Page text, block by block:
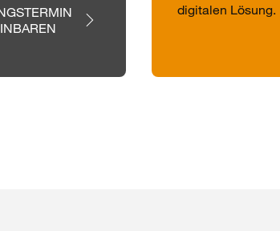
digitalen Lösung.